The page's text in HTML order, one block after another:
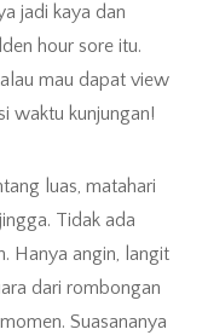
jadi kaya dan
hour sore itu.
mau dapat view
waktu kunjungan!
luas, matahari
Tidak ada
Hanya angin, langit
dari rombongan
Suasananya